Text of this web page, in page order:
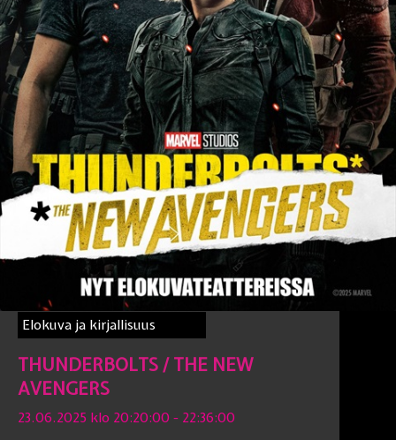
Elokuva ja kirjallisuus
THUNDERBOLTS / THE NEW
AVENGERS
23.06.2025 klo 20:20:00 - 22:36:00